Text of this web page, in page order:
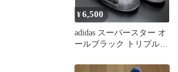
¥6,500
adidas スーパースター オ
ールブラック トリプルブ